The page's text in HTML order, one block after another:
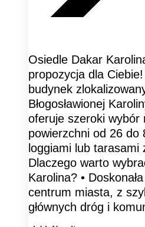
Osiedle Dakar
propozycja dla
budynek
Błogosławionej
oferuje szeroki wybór
powierzchni od 26 do
loggiami lub tarasami
Dlaczego warto
Karolina? •
centrum miasta, z
głównych dróg i